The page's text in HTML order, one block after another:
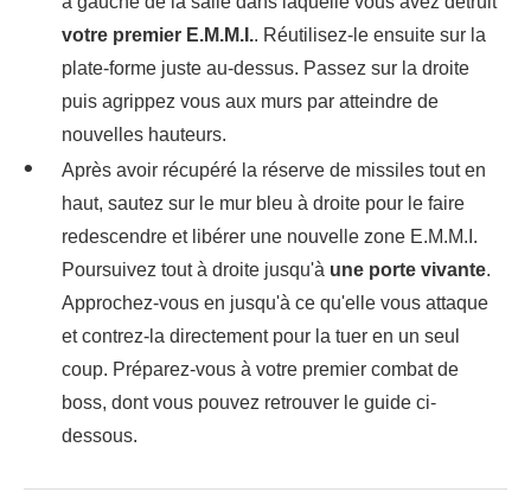
votre premier E.M.M.I.. Réutilisez-le ensuite sur la
plate-forme juste au-dessus. Passez sur la droite
puis agrippez vous aux murs par atteindre de
nouvelles hauteurs.
Après avoir récupéré la réserve de missiles tout en
haut, sautez sur le mur bleu à droite pour le faire
redescendre et libérer une nouvelle zone E.M.M.I.
Poursuivez tout à droite jusqu'à une porte vivante.
Approchez-vous en jusqu'à ce qu'elle vous attaque
et contrez-la directement pour la tuer en un seul
coup. Préparez-vous à votre premier combat de
boss, dont vous pouvez retrouver le guide ci-
dessous.